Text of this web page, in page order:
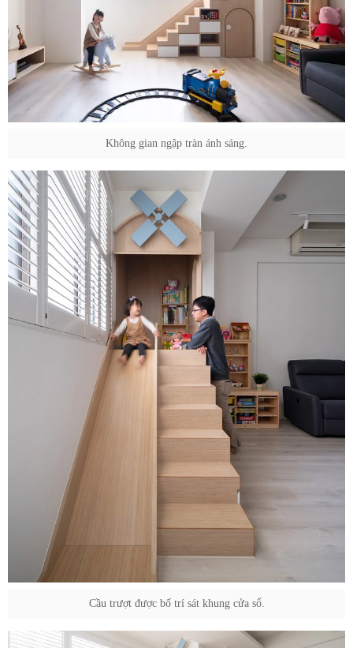
Không gian ngập tràn ánh sáng.
Cầu trượt được bố trí sát khung cửa sổ.